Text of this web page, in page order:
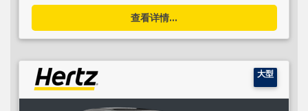
查看详情...
大型